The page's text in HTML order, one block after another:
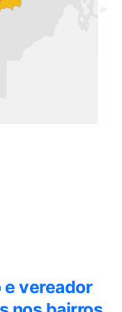
vereador